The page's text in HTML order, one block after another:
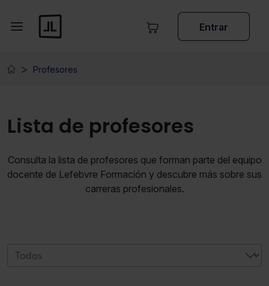
Entrar
Profesores
Lista de profesores
Consulta la lista de profesores que forman parte del equipo
docente de Lefebvre Formación y descubre más sobre sus
carreras profesionales.